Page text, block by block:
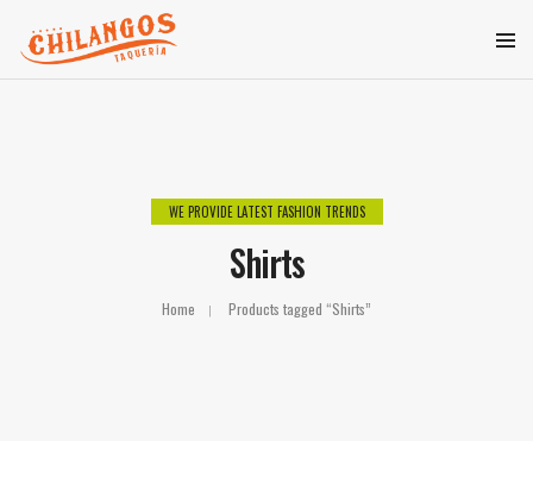
WE PROVIDE LATEST FASHION TRENDS
Shirts
Home Products tagged “Shirts”